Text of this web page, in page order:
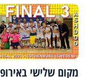
מקום שלישי